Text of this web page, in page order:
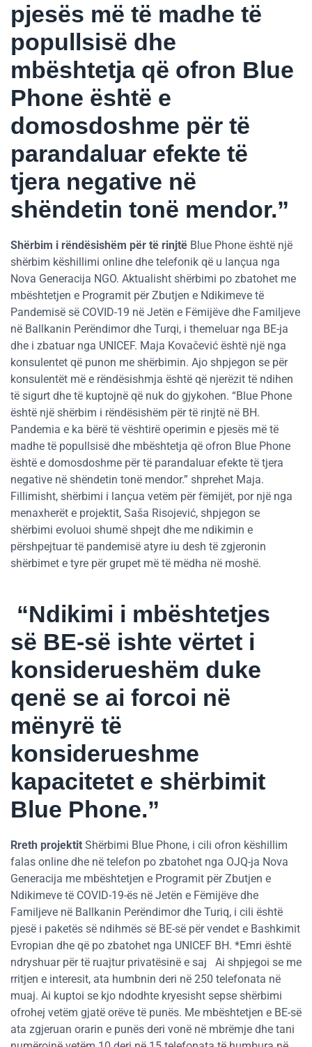
pjesës më të madhe të
popullsisë dhe
mbështetja që ofron Blue
Phone është e
domosdoshme për të
parandaluar efekte të
tjera negative në
shëndetin tonë mendor.”
Shërbim i rëndësishëm për të rinjtë Blue Phone është një
shërbim këshillimi online dhe telefonik që u lançua nga
Nova Generacija NGO. Aktualisht shërbimi po zbatohet me
mbështetjen e Programit për Zbutjen e Ndikimeve të
Pandemisë së COVID-19 në Jetën e Fëmijëve dhe Familjeve
në Ballkanin Perëndimor dhe Turqi, i themeluar nga BE-ja
dhe i zbatuar nga UNICEF. Maja Kovačević është një nga
konsulentet që punon me shërbimin. Ajo shpjegon se për
konsulentët më e rëndësishmja është që njerëzit të ndihen
të sigurt dhe të kuptojnë që nuk do gjykohen. “Blue Phone
është një shërbim i rëndësishëm për të rinjtë në BH.
Pandemia e ka bërë të vështirë operimin e pjesës më të
madhe të popullsisë dhe mbështetja që ofron Blue Phone
është e domosdoshme për të parandaluar efekte të tjera
negative në shëndetin tonë mendor.” shprehet Maja.
Fillimisht, shërbimi i lançua vetëm për fëmijët, por një nga
menaxherët e projektit, Saša Risojević, shpjegon se
shërbimi evoluoi shumë shpejt dhe me ndikimin e
përshpejtuar të pandemisë atyre iu desh të zgjeronin
shërbimet e tyre për grupet më të mëdha në moshë.
“Ndikimi i mbështetjes
së BE-së ishte vërtet i
konsiderueshëm duke
qenë se ai forcoi në
mënyrë të
konsiderueshme
kapacitetet e shërbimit
Blue Phone.”
Rreth projektit Shërbimi Blue Phone, i cili ofron këshillim
falas online dhe në telefon po zbatohet nga OJQ-ja Nova
Generacija me mbështetjen e Programit për Zbutjen e
Ndikimeve të COVID-19-ës në Jetën e Fëmijëve dhe
Familjeve në Ballkanin Perëndimor dhe Turiq, i cili është
pjesë i paketës së ndihmës së BE-së për vendet e Bashkimit
Evropian dhe që po zbatohet nga UNICEF BH. *Emri është
ndryshuar për të ruajtur privatësinë e saj Ai shpjegoi se me
rritjen e interesit, ata humbnin deri në 250 telefonata në
muaj. Ai kuptoi se kjo ndodhte kryesisht sepse shërbimi
ofrohej vetëm gjatë orëve të punës. Me mbështetjen e BE-së
ata zgjeruan orarin e punës deri vonë në mbrëmje dhe tani